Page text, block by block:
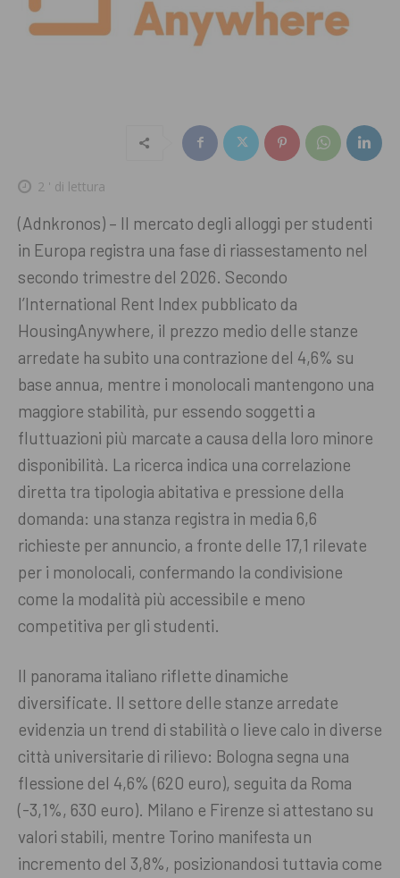
2 ' di lettura
(Adnkronos) – Il mercato degli alloggi per studenti
in Europa registra una fase di riassestamento nel
secondo trimestre del 2026. Secondo
l’International Rent Index pubblicato da
HousingAnywhere, il prezzo medio delle stanze
arredate ha subito una contrazione del 4,6% su
base annua, mentre i monolocali mantengono una
maggiore stabilità, pur essendo soggetti a
fluttuazioni più marcate a causa della loro minore
disponibilità. La ricerca indica una correlazione
diretta tra tipologia abitativa e pressione della
domanda: una stanza registra in media 6,6
richieste per annuncio, a fronte delle 17,1 rilevate
per i monolocali, confermando la condivisione
come la modalità più accessibile e meno
competitiva per gli studenti.
Il panorama italiano riflette dinamiche
diversificate. Il settore delle stanze arredate
evidenzia un trend di stabilità o lieve calo in diverse
città universitarie di rilievo: Bologna segna una
flessione del 4,6% (620 euro), seguita da Roma
(-3,1%, 630 euro). Milano e Firenze si attestano su
valori stabili, mentre Torino manifesta un
incremento del 3,8%, posizionandosi tuttavia come